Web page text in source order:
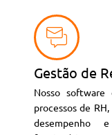
Gestão de
Nosso
processos de
desempenho